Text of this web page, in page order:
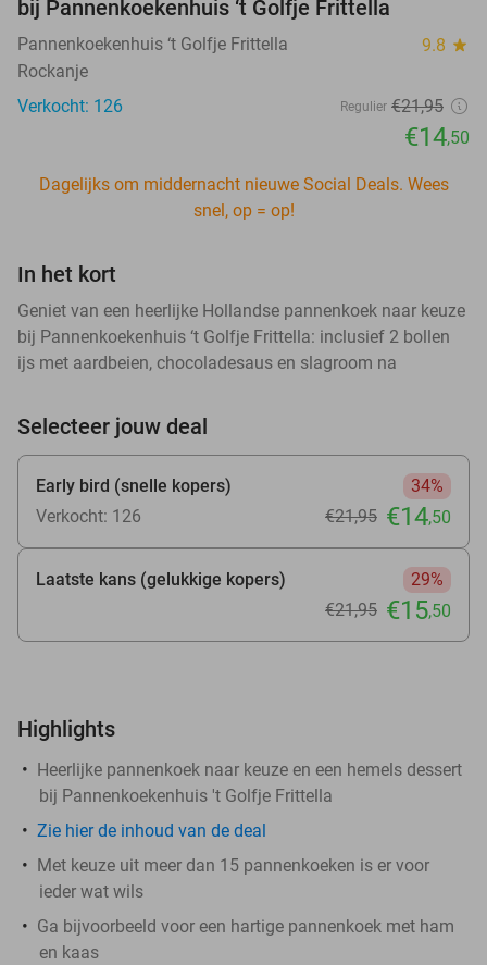
bij Pannenkoekenhuis ‘t Golfje Frittella
Pannenkoekenhuis ‘t Golfje Frittella 9.8 star
Rockanje
Verkocht: 126
Regulier €21,95
€14,50
Dagelijks om middernacht nieuwe Social Deals. Wees
snel, op = op!
In het kort
Geniet van een heerlijke Hollandse pannenkoek naar keuze
bij Pannenkoekenhuis ‘t Golfje Frittella: inclusief 2 bollen
ijs met aardbeien, chocoladesaus en slagroom na
Selecteer jouw deal
Early bird (snelle kopers)
34%
Verkocht: 126
€21,95 €14,50
Laatste kans (gelukkige kopers)
29%
€21,95 €15,50
Highlights
Heerlijke pannenkoek naar keuze en een hemels dessert
bij Pannenkoekenhuis 't Golfje Frittella
Zie hierde inhoud van de deal
Met keuze uit meer dan 15 pannenkoeken is er voor
ieder wat wils
Ga bijvoorbeeld voor een hartige pannenkoek met ham
en kaas